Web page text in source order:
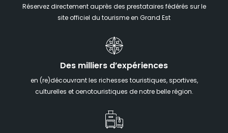
Réservez directement auprès des prestataires fédérés sur le
site officiel du tourisme en Grand Est
Des milliers d’expériences
en (re)découvrant les richesses touristiques, sportives,
culturelles et oenotouristiques de notre belle région.